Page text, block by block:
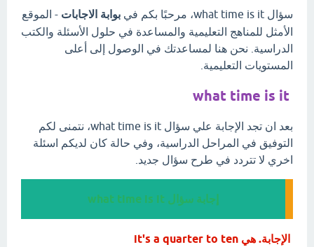
سؤال what time is it، مرحبًا بكم في بوابة الاجابات - الموقع
الأمثل للمناهج التعليمية والمساعدة في حلول الأسئلة والكتب
الدراسية. نحن هنا لمساعدتك في الوصول إلى أعلى
المستويات التعليمية.
what time is it
بعد ان تجد الإجابة علي سؤال what time is it، نتمنى لكم
التوفيق في المراحل الدراسية، وفي حالة كان لديكم اسئلة
اخري لا تتردد في طرح سؤال جديد.
إجابة سؤال what time is it
الإجابة. هي it's a quarter to ten